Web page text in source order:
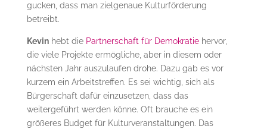
gucken, dass man zielgenaue Kulturförderung
betreibt.
Kevinhebt die Partnerschaft für Demokratiehervor,
die viele Projekte ermögliche, aber in diesem oder
nächsten Jahr auszulaufen drohe. Dazu gab es vor
kurzem ein Arbeitstreffen. Es sei wichtig, sich als
Bürgerschaft dafür einzusetzen, dass das
weitergeführt werden könne. Oft brauche es ein
größeres Budget für Kulturveranstaltungen. Das